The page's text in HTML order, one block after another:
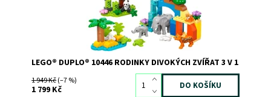
LEGO® DUPLO® 10446 RODINKY DIVOKÝCH ZVÍŘAT 3 V 1
1 949 Kč(–7 %)
1 799 Kč